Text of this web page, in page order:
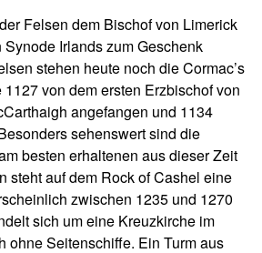
Felsen dem Bischof von Limerick
Irlands zum Geschenk
stehen heute noch die Cormac’s
von dem ersten Erzbischof von
angefangen und 1134
sehenswert sind die
besten erhaltenen aus dieser Zeit
steht auf dem Rock of Cashel eine
zwischen 1235 und 1270
sich um eine Kreuzkirche im
ohne Seitenschiffe. Ein Turm aus